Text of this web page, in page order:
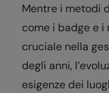
Mentre i metodi
come i badge e i
cruciale nella
degli anni,
esigenze dei